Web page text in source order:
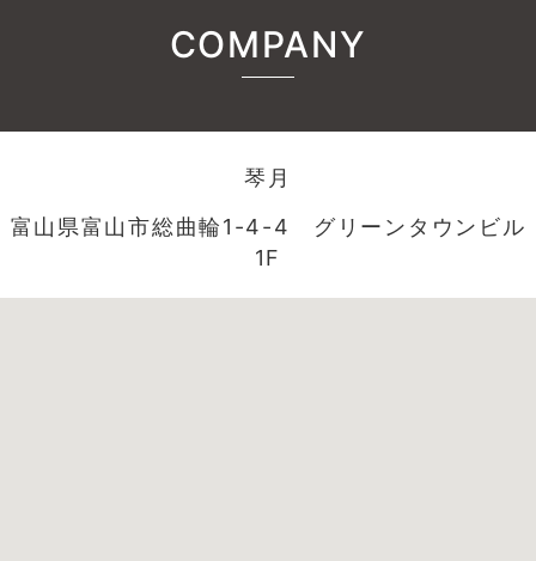
COMPANY
琴月
富山県富山市総曲輪1-4-4 グリーンタウンビル
1F